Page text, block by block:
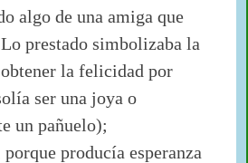
algo de una amiga que
prestado simbolizaba la
la felicidad por
ser una joya o
un pañuelo);
producía esperanza